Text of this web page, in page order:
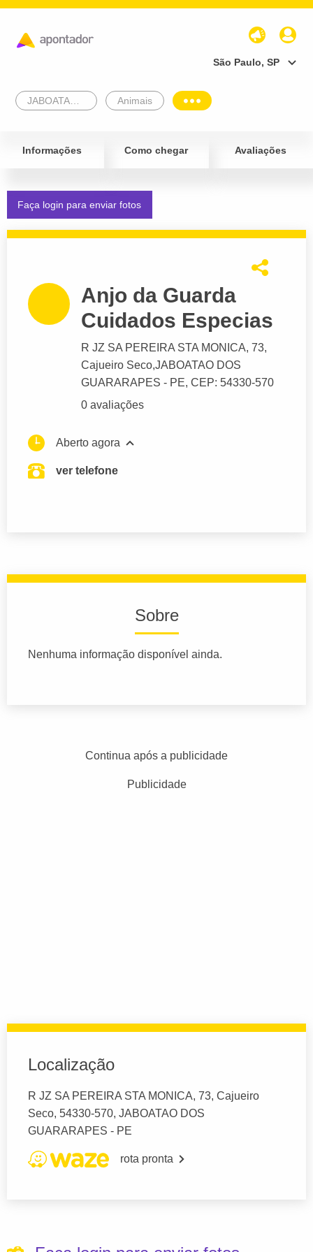
São Paulo, SP
Animais
Informações Como chegar Avaliações
Faça login para enviar fotos
Anjo da Guarda
Cuidados Especias
R JZ SA PEREIRA STA MONICA, 73,
Cajueiro Seco,JABOATAO DOS
GUARARAPES - PE, CEP: 54330-570
0 avaliações
Aberto agora
ver telefone
Sobre
Nenhuma informação disponível ainda.
Continua após a publicidade
Publicidade
Localização
R JZ SA PEREIRA STA MONICA, 73, Cajueiro
Seco, 54330-570, JABOATAO DOS
GUARARAPES - PE
rota pronta